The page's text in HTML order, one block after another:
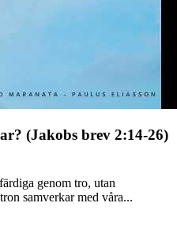
(Jakobs brev 2:14-26)
genom tro, utan
samverkar med våra...